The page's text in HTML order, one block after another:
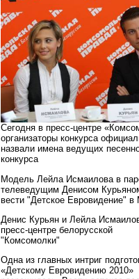
Сегодня в пресс-центре
организаторы конкурса
назвали имена ведущих
конкурса
Модель Лейла Исмаилова в
телеведущим Денисом
вести "Детское Евровидение" в
Денис Курьян и Лейла
пресс-центре белорусской
"Комсомолки"
Одна из главных интриг
«Детскому Евровидению 2010»